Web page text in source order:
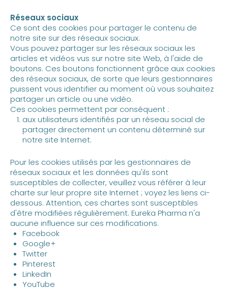
Réseaux sociaux
Ce sont des cookies pour partager le contenu de
notre site sur des réseaux sociaux.
Vous pouvez partager sur les réseaux sociaux les
articles et vidéos vus sur notre site Web, à l'aide de
boutons. Ces boutons fonctionnent grâce aux cookies
des réseaux sociaux, de sorte que leurs gestionnaires
puissent vous identifier au moment où vous souhaitez
partager un article ou une vidéo.
Ces cookies permettent par conséquent :
aux utilisateurs identifiés par un réseau social de
partager directement un contenu déterminé sur
notre site Internet.
Pour les cookies utilisés par les gestionnaires de
réseaux sociaux et les données qu'ils sont
susceptibles de collecter, veuillez vous référer à leur
charte sur leur propre site Internet ; voyez les liens ci-
dessous. Attention, ces chartes sont susceptibles
d'être modifiées régulièrement. Eureka Pharma n'a
aucune influence sur ces modifications.
Facebook
Google+
Twitter
Pinterest
LinkedIn
YouTube